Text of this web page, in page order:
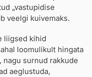
„vastupidise
veelgi kuivemaks.
liigsed kihid
loomulikult hingata
nagu surnud rakkude
aeglustuda,